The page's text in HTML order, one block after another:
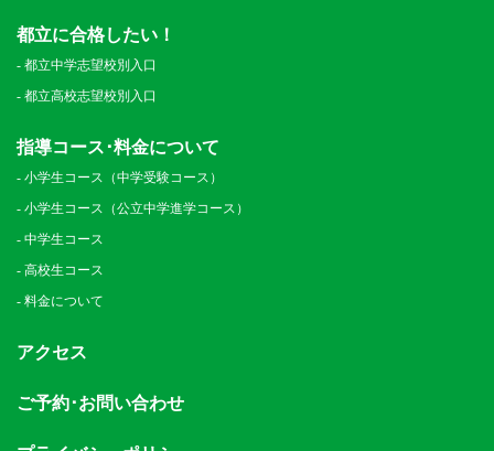
都立に合格したい！
都立中学志望校別入口
都立高校志望校別入口
指導コース･料金について
小学生コース（中学受験コース）
小学生コース（公立中学進学コース）
中学生コース
高校生コース
料金について
アクセス
ご予約･お問い合わせ